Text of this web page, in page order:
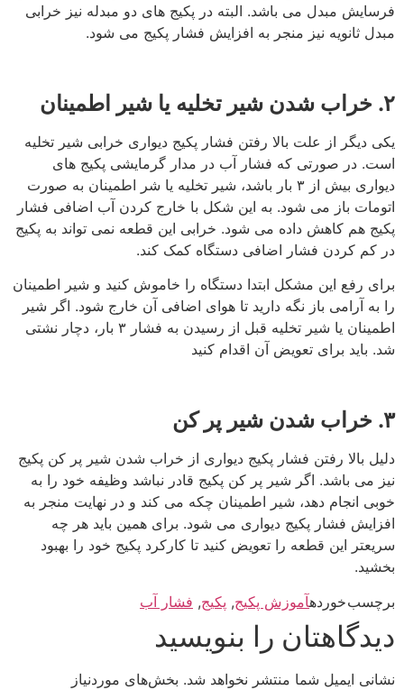
فرسایش مبدل می باشد. البته در پکیج های دو مبدله نیز خرابی
مبدل ثانویه نیز منجر به افزایش فشار پکیج می شود.
۲. خراب شدن شیر تخلیه یا شیر اطمینان
یکی دیگر از علت بالا رفتن فشار پکیج دیواری خرابی شیر تخلیه
است. در صورتی که فشار آب در مدار گرمایشی پکیج های
دیواری بیش از ۳ بار باشد، شیر تخلیه یا شر اطمینان به صورت
اتومات باز می شود. به این شکل با خارج کردن آب اضافی فشار
پکیج هم کاهش داده می شود. خرابی این قطعه نمی تواند به پکیج
در کم کردن فشار اضافی دستگاه کمک کند.
برای رفع این مشکل ابتدا دستگاه را خاموش کنید و شیر اطمینان
را به آرامی باز نگه دارید تا هوای اضافی آن خارج شود. اگر شیر
اطمینان یا شیر تخلیه قبل از رسیدن به فشار ۳ بار، دچار نشتی
شد. باید برای تعویض آن اقدام کنید
۳. خراب شدن شیر پر کن
دلیل بالا رفتن فشار پکیج دیواری از خراب شدن شیر پر کن پکیج
نیز می باشد. اگر شیر پر کن پکیج قادر نباشد وظیفه خود را به
خوبی انجام دهد، شیر اطمینان چکه می کند و در نهایت منجر به
افزایش فشار پکیج دیواری می شود. برای همین باید هر چه
سریعتر این قطعه را تعویض کنید تا کارکرد پکیج خود را بهبود
بخشید.
برچسب خوردهآموزش پکیج, پکیج, فشار آب
دیدگاهتان را بنویسید
نشانی ایمیل شما منتشر نخواهد شد. بخش‌های موردنیاز